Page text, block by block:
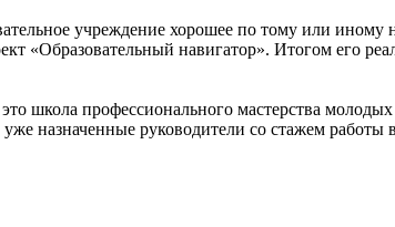
учреждение хорошее по тому или иному
«Образовательный навигатор». Итогом его
школа профессионального мастерства
назначенные руководители со стажем